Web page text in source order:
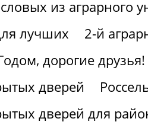
из аграрного
лучших
2-й
дорогие друзья!
дверей
дверей для